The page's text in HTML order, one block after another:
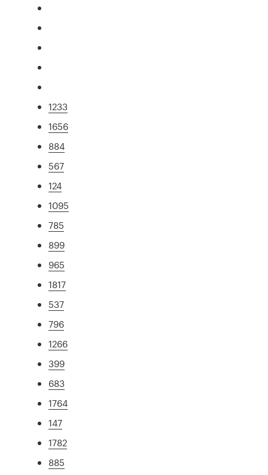
1233
1656
884
567
124
1095
785
899
965
1817
537
796
1266
399
683
1764
147
1782
885